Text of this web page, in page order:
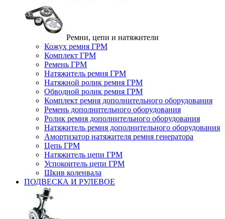
Ремни, цепи и натяжители
Кожух ремня ГРМ
Комплект ГРМ
Ремень ГРМ
Натяжитель ремня ГРМ
Натяжной ролик ремня ГРМ
Обводной ролик ремня ГРМ
Комплект ремня дополнительного оборудования
Ремень дополнительного оборудования
Ролик ремня дополнительного оборудования
Натяжитель ремня дополнительного оборудования
Амортизатор натяжителя ремня генератора
Цепь ГРМ
Натяжитель цепи ГРМ
Успокоитель цепи ГРМ
Шкив коленвала
ПОДВЕСКА И РУЛЕВОЕ